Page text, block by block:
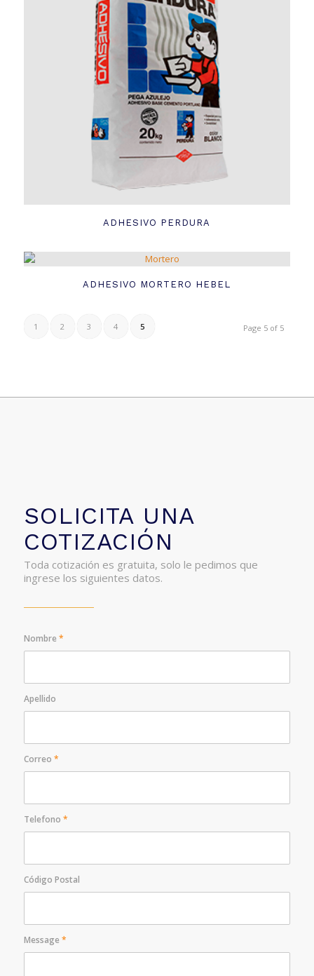
ADHESIVO PERDURA
ADHESIVO MORTERO HEBEL
Page 5 of 5
1 2 3 4 5
SOLICITA UNA
COTIZACIÓN
Toda cotización es gratuita, solo le pedimos que
ingrese los siguientes datos.
Nombre *
Apellido
Correo *
Telefono *
Código Postal
Message *